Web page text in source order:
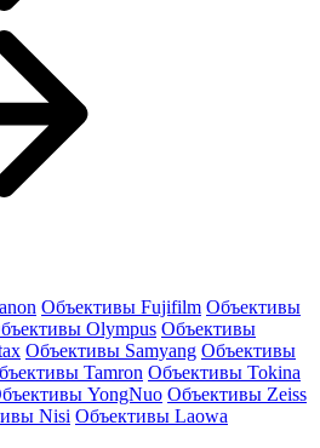
Объективы Fujifilm Объективы
Olympus Объективы
Объективы Samyang Объективы
Tamron Объективы Tokina
YongNuo Объективы Zeiss
Nisi Объективы Laowa